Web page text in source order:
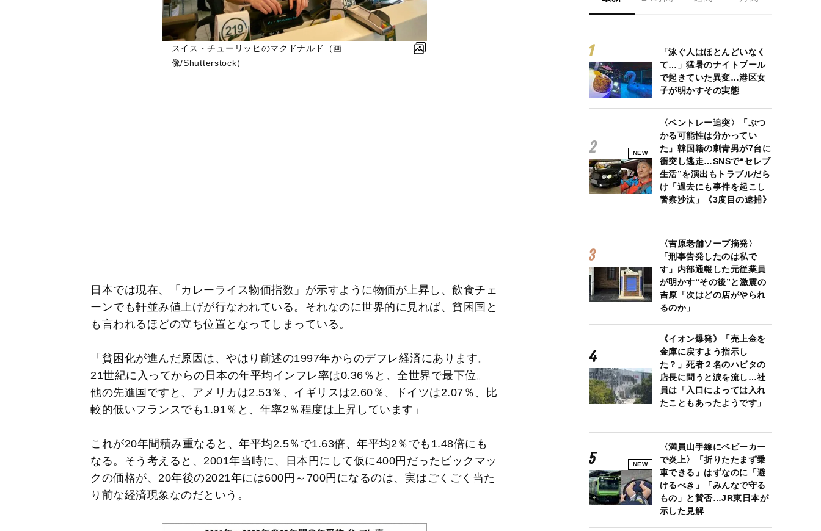
スイス・チューリッヒのマクドナルド（画
像/Shutterstock）
日本では現在、「カレーライス物価指数」が示すように物価が上昇し、飲食チェ
ーンでも軒並み値上げが行なわれている。それなのに世界的に見れば、貧困国と
も言われるほどの立ち位置となってしまっている。
「貧困化が進んだ原因は、やはり前述の1997年からのデフレ経済にあります。
21世紀に入ってからの日本の年平均インフレ率は0.36％と、全世界で最下位。
他の先進国ですと、アメリカは2.53％、イギリスは2.60％、ドイツは2.07％、比
較的低いフランスでも1.91％と、年率2％程度は上昇しています」
これが20年間積み重なると、年平均2.5％で1.63倍、年平均2％でも1.48倍にも
なる。そう考えると、2001年当時に、日本円にして仮に400円だったビックマッ
クの価格が、20年後の2021年には600円～700円になるのは、実はごくごく当た
り前な経済現象なのだという。
「泳ぐ人はほとんどいなく
て…」猛暑のナイトプール
で起きていた異変…港区女
子が明かすその実態
NEW
〈ベントレー追突〉「ぶつ
かる可能性は分かってい
た」韓国籍の刺青男が7台に
衝突し逃走…SNSで“セレブ
生活”を演出もトラブルだら
け「過去にも事件を起こし
警察沙汰」《3度目の逮捕》
〈吉原老舗ソープ摘発〉
「刑事告発したのは私で
す」内部通報した元従業員
が明かす“その後”と激震の
吉原「次はどの店がやられ
るのか」
《イオン爆発》「売上金を
金庫に戻すよう指示し
た？」死者２名のハビタの
店長に問うと涙を流し…社
員は「入口によっては入れ
たこともあったようです」
NEW
〈満員山手線にベビーカー
で炎上〉「折りたたまず乗
車できる」はずなのに「避
けるべき」「みんなで守る
もの」と賛否…JR東日本が
示した見解